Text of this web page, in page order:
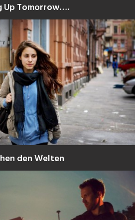
Up Tomorrow….
den Welten